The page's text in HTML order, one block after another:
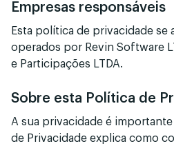
Empresas responsáveis
Esta política de privacidade se
operados por Revin Software
e Participações LTDA.
Sobre esta Política de
A sua privacidade é
de Privacidade explica como